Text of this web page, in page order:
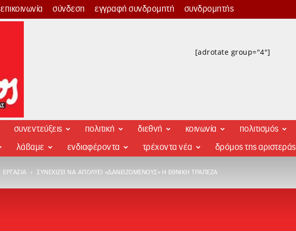
επικοινωνία σύνδεση εγγραφή συνδρομητή συνδρομητής
[adrotate group="4"]
συνεντεύξεις πολιτική διεθνή κοινωνία πολιτισμός
λάβαμε ενδιαφέροντα τρέχοντα νέα δρόμος της αριστεράς
ΕΡΓΑΣΊΑ ΣΥΝΕΧΊΖΕΙ ΝΑ ΑΠΟΛΎΕΙ «ΔΑΝΕΙΖΌΜΕΝΟΥΣ» Η ΕΘΝΙΚΉ ΤΡΆΠΕΖΑ